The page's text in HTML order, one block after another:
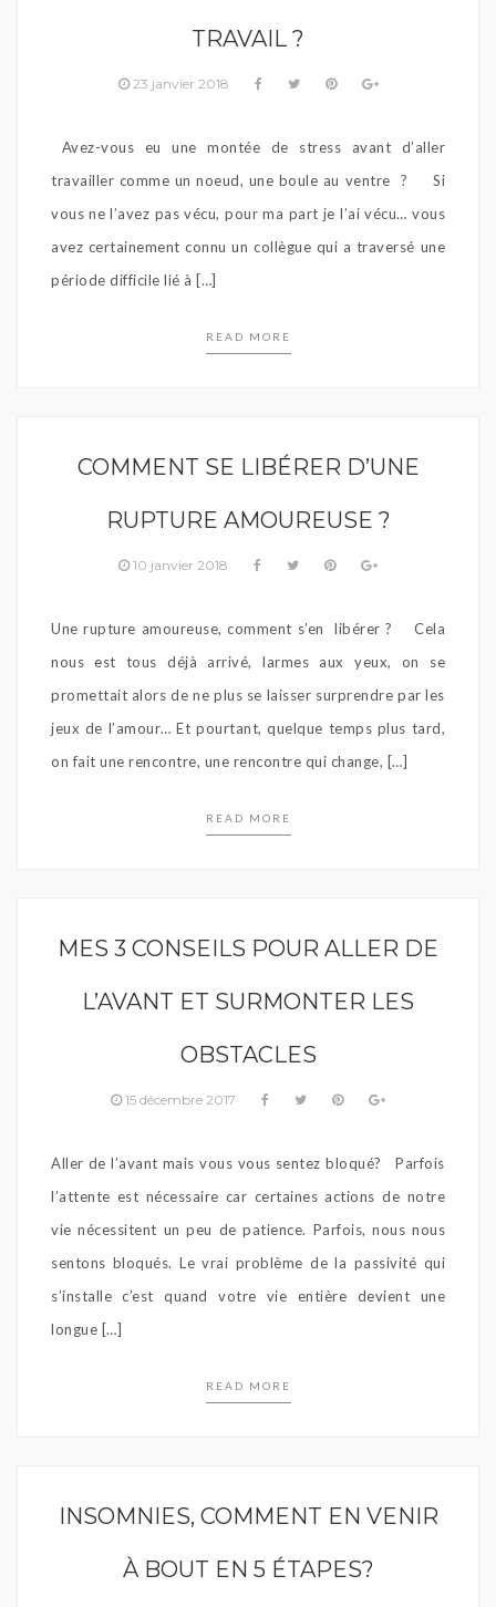
TRAVAIL ?
23 janvier 2018
Avez-vous eu une montée de stress avant d’aller
travailler comme un noeud, une boule au ventre ? Si
vous ne l’avez pas vécu, pour ma part je l’ai vécu… vous
avez certainement connu un collègue qui a traversé une
période difficile lié à […]
READ MORE
COMMENT SE LIBÉRER D’UNE
RUPTURE AMOUREUSE ?
10 janvier 2018
Une rupture amoureuse, comment s’en libérer ? Cela
nous est tous déjà arrivé, larmes aux yeux, on se
promettait alors de ne plus se laisser surprendre par les
jeux de l’amour… Et pourtant, quelque temps plus tard,
on fait une rencontre, une rencontre qui change, […]
READ MORE
MES 3 CONSEILS POUR ALLER DE
L’AVANT ET SURMONTER LES
OBSTACLES
15 décembre 2017
Aller de l’avant mais vous vous sentez bloqué? Parfois
l’attente est nécessaire car certaines actions de notre
vie nécessitent un peu de patience. Parfois, nous nous
sentons bloqués. Le vrai problème de la passivité qui
s’installe c’est quand votre vie entière devient une
longue […]
READ MORE
INSOMNIES, COMMENT EN VENIR
À BOUT EN 5 ÉTAPES?